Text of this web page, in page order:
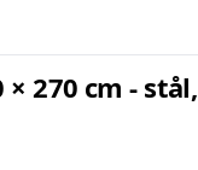
270 cm - stål,